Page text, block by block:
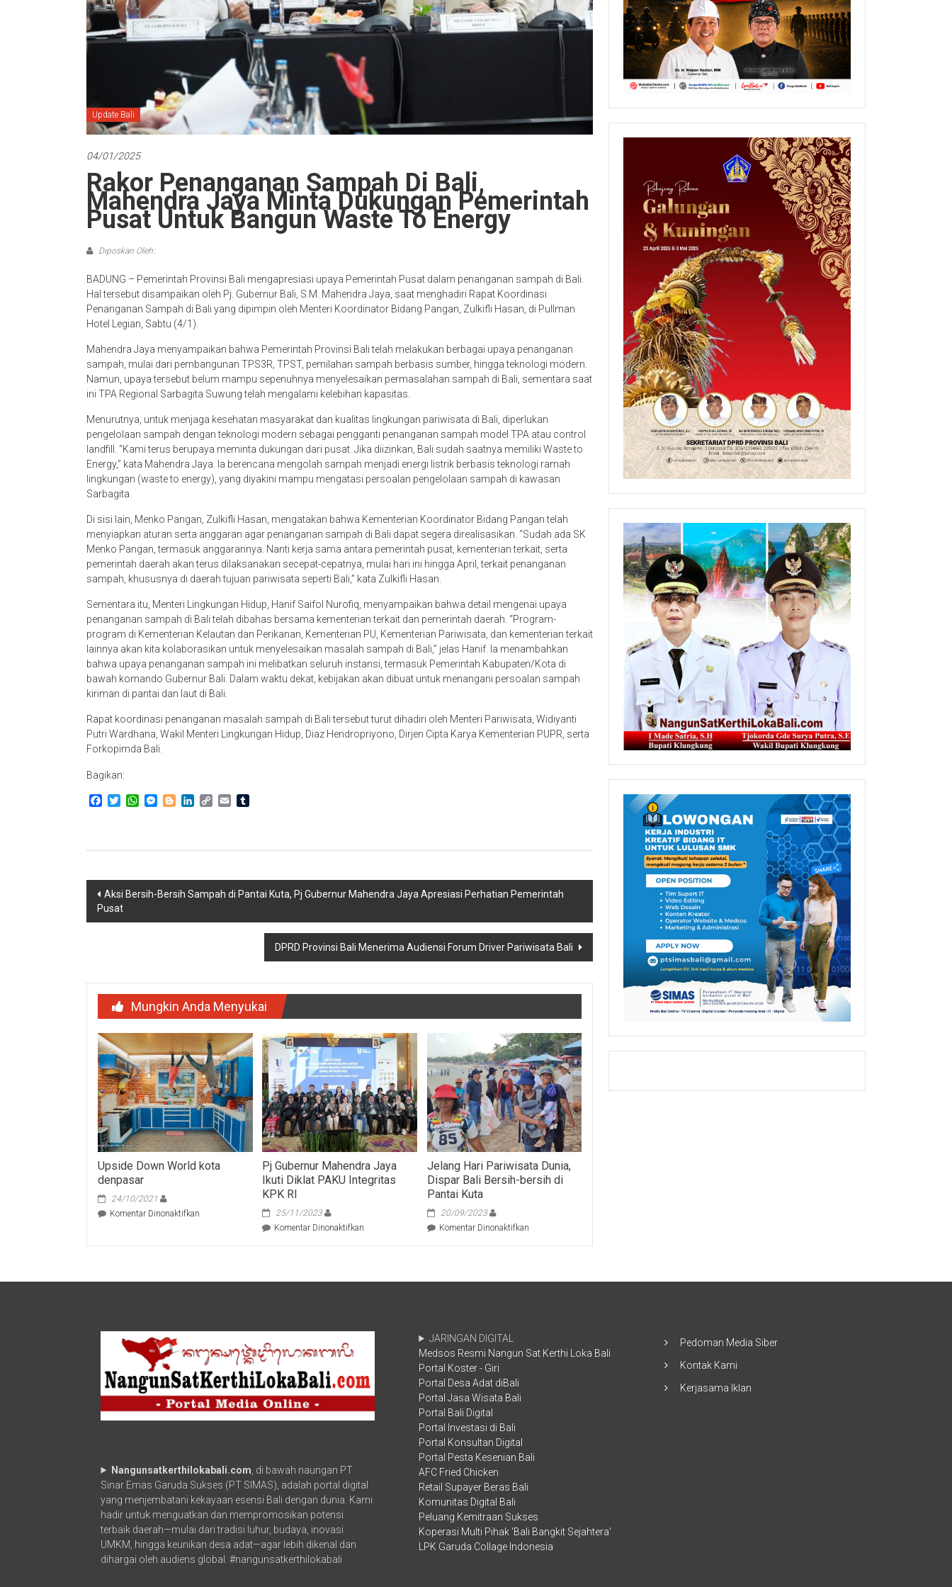
Update Bali
04/01/2025
Rakor Penanganan Sampah Di Bali,
Mahendra Jaya Minta Dukungan Pemerintah
Pusat Untuk Bangun Waste To Energy
Diposkan Oleh:
BADUNG – Pemerintah Provinsi Bali mengapresiasi upaya Pemerintah Pusat dalam penanganan sampah di Bali.
Hal tersebut disampaikan oleh Pj. Gubernur Bali, S.M. Mahendra Jaya, saat menghadiri Rapat Koordinasi
Penanganan Sampah di Bali yang dipimpin oleh Menteri Koordinator Bidang Pangan, Zulkifli Hasan, di Pullman
Hotel Legian, Sabtu (4/1).
Mahendra Jaya menyampaikan bahwa Pemerintah Provinsi Bali telah melakukan berbagai upaya penanganan
sampah, mulai dari pembangunan TPS3R, TPST, pemilahan sampah berbasis sumber, hingga teknologi modern.
Namun, upaya tersebut belum mampu sepenuhnya menyelesaikan permasalahan sampah di Bali, sementara saat
ini TPA Regional Sarbagita Suwung telah mengalami kelebihan kapasitas.
Menurutnya, untuk menjaga kesehatan masyarakat dan kualitas lingkungan pariwisata di Bali, diperlukan
pengelolaan sampah dengan teknologi modern sebagai pengganti penanganan sampah model TPA atau control
landfill. “Kami terus berupaya meminta dukungan dari pusat. Jika diizinkan, Bali sudah saatnya memiliki Waste to
Energy,” kata Mahendra Jaya. Ia berencana mengolah sampah menjadi energi listrik berbasis teknologi ramah
lingkungan (waste to energy), yang diyakini mampu mengatasi persoalan pengelolaan sampah di kawasan
Sarbagita.
Di sisi lain, Menko Pangan, Zulkifli Hasan, mengatakan bahwa Kementerian Koordinator Bidang Pangan telah
menyiapkan aturan serta anggaran agar penanganan sampah di Bali dapat segera direalisasikan. “Sudah ada SK
Menko Pangan, termasuk anggarannya. Nanti kerja sama antara pemerintah pusat, kementerian terkait, serta
pemerintah daerah akan terus dilaksanakan secepat-cepatnya, mulai hari ini hingga April, terkait penanganan
sampah, khususnya di daerah tujuan pariwisata seperti Bali,” kata Zulkifli Hasan.
Sementara itu, Menteri Lingkungan Hidup, Hanif Saifol Nurofiq, menyampaikan bahwa detail mengenai upaya
penanganan sampah di Bali telah dibahas bersama kementerian terkait dan pemerintah daerah. “Program-
program di Kementerian Kelautan dan Perikanan, Kementerian PU, Kementerian Pariwisata, dan kementerian terkait
lainnya akan kita kolaborasikan untuk menyelesaikan masalah sampah di Bali,” jelas Hanif. Ia menambahkan
bahwa upaya penanganan sampah ini melibatkan seluruh instansi, termasuk Pemerintah Kabupaten/Kota di
bawah komando Gubernur Bali. Dalam waktu dekat, kebijakan akan dibuat untuk menangani persoalan sampah
kiriman di pantai dan laut di Bali.
Rapat koordinasi penanganan masalah sampah di Bali tersebut turut dihadiri oleh Menteri Pariwisata, Widiyanti
Putri Wardhana, Wakil Menteri Lingkungan Hidup, Diaz Hendropriyono, Dirjen Cipta Karya Kementerian PUPR, serta
Forkopimda Bali.
Bagikan:
Facebook
TwitterWhatsApp
Messenger
BloggerLinkedIn
Copy Email
Navigasi
pos
Aksi Bersih-Bersih Sampah di Pantai Kuta, Pj Gubernur Mahendra Jaya Apresiasi Perhatian Pemerintah
Pusat
DPRD Provinsi Bali Menerima Audiensi Forum Driver Pariwisata Bali
Mungkin Anda Menyukai
Upside Down World kota
denpasar
24/10/2021
Komentar Dinonaktifkan
Pj Gubernur Mahendra Jaya
Ikuti Diklat PAKU Integritas
KPK RI
25/11/2023
Komentar Dinonaktifkan
Integritas
Jelang Hari Pariwisata Dunia,
Dispar Bali Bersih-bersih di
Pantai Kuta
20/09/2023
Komentar Dinonaktifkanpada
Pantai
Nangunsatkerthilokabali.com , di bawah naungan PT
Sinar Emas Garuda Sukses (PT SIMAS), adalah portal digital
yang menjembatani kekayaan esensi Bali dengan dunia. Kami
hadir untuk menguatkan dan mempromosikan potensi
terbaik daerah—mulai dari tradisi luhur, budaya, inovasi
UMKM, hingga keunikan desa adat—agar lebih dikenal dan
dihargai oleh audiens global. #nangunsatkerthilokabali
JARINGAN DIGITAL
Medsos Resmi Nangun Sat Kerthi Loka Bali
Portal Koster - Giri
Portal Desa Adat diBali
Portal Jasa Wisata Bali
Portal Bali Digital
Portal Investasi di Bali
Portal Konsultan Digital
Portal Pesta Kesenian Bali
AFC Fried Chicken
Retail Supayer Beras Bali
Komunitas Digital Bali
Peluang Kemitraan Sukses
Koperasi Multi Pihak 'Bali Bangkit Sejahtera'
LPK Garuda Collage Indonesia
Pedoman Media Siber
Kontak Kami
Kerjasama Iklan